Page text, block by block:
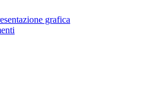
grafica